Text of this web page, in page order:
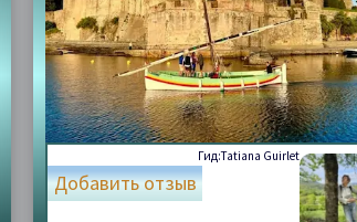
Гид:Tatiana Guirlet
Добавить отзыв